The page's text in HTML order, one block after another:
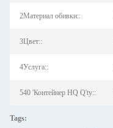
2Материал обивки::
3Цвет::
4Услуга::
540 'Контейнер HQ Q'ty::
Tags: